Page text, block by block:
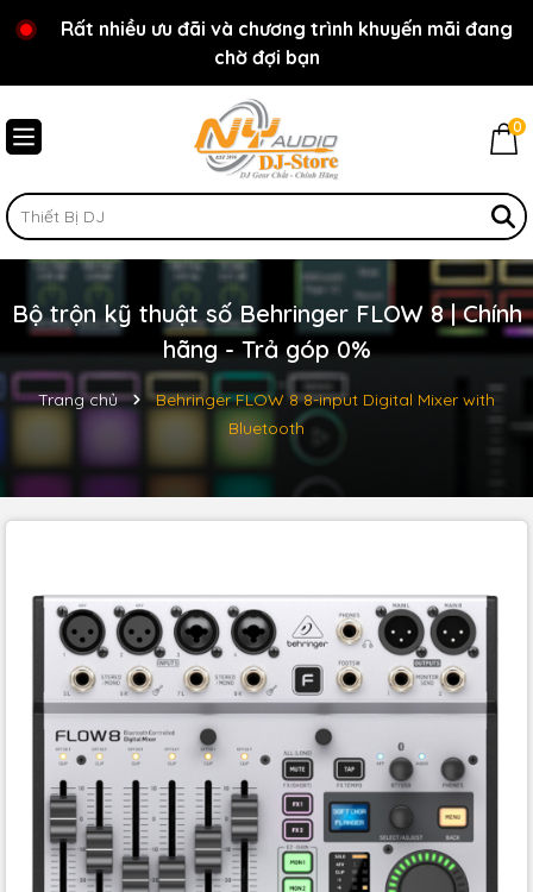
Chào mừng bạn đến với cửa hàng NY Audio - DJ
Store
Rất nhiều ưu đãi và chương trình khuyến mãi đang
chờ đợi bạn
0
Bộ trộn kỹ thuật số Behringer FLOW 8 | Chính
hãng - Trả góp 0%
Trang chủ
Behringer FLOW 8 8-input Digital Mixer with
Bluetooth